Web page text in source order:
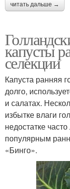
читать дальше →
капусты
селекции
Капуста ранняя
долго,
и салатах.
избытке влаги
недостатке
популярным
«Бинго».